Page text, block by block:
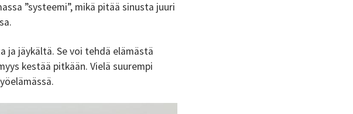
”systeemi”, mikä pitää sinusta juuri
ja jäykältä. Se voi tehdä elämästä
kestää pitkään. Vielä suurempi